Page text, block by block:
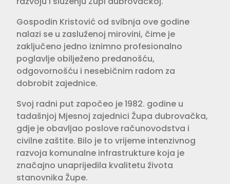
Gospodin Kristović od svibnja ove godine
nalazi se u zasluženoj mirovini, čime je
zaključeno jedno iznimno profesionalno
poglavlje obilježeno predanošću,
odgovornošću i nesebičnim radom za
dobrobit zajednice.
Svoj radni put započeo je 1982. godine u
tadašnjoj Mjesnoj zajednici Župa dubrovačka,
gdje je obavljao poslove računovodstva i
civilne zaštite. Bilo je to vrijeme intenzivnog
razvoja komunalne infrastrukture koja je
značajno unaprijedila kvalitetu života
stanovnika Župe.